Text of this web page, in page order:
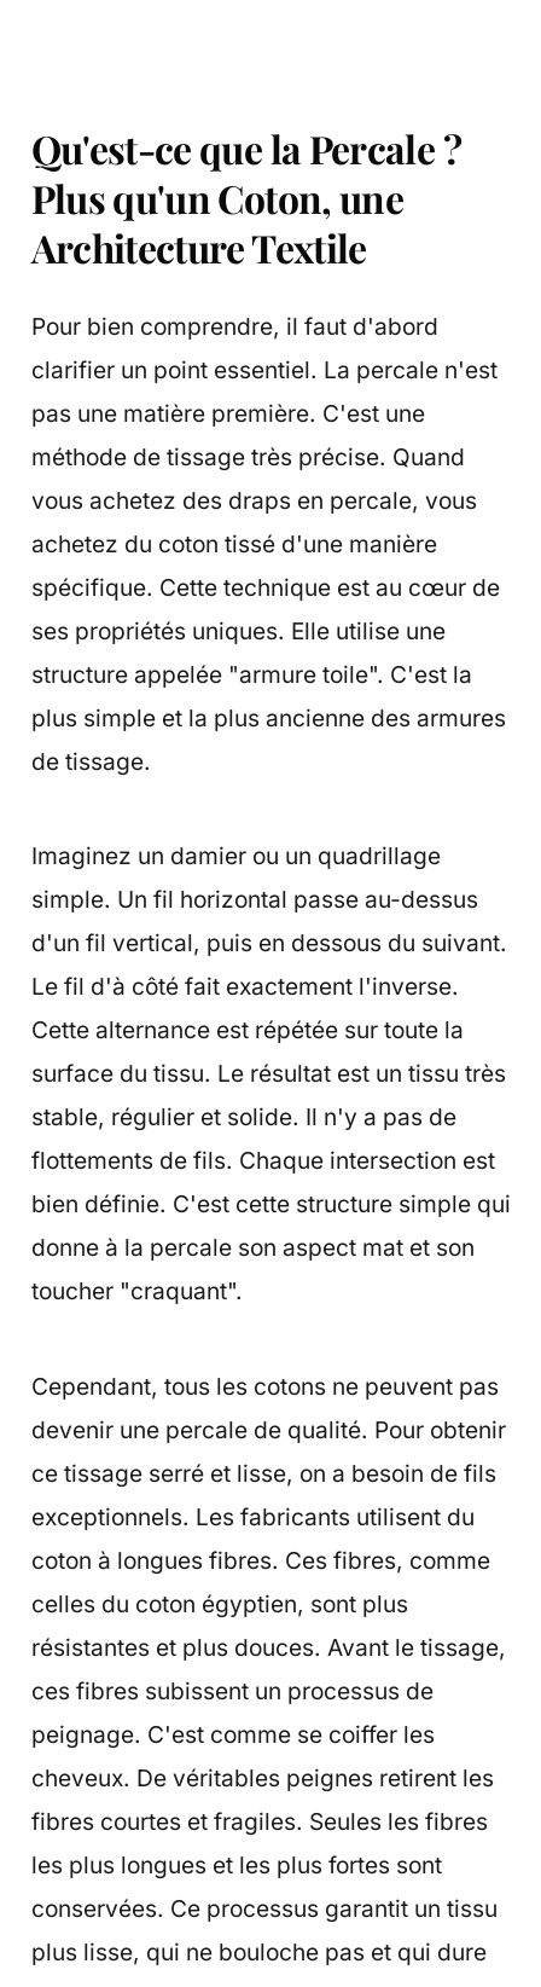
Qu'est-ce que la Percale ?
Plus qu'un Coton, une
Architecture Textile
Pour bien comprendre, il faut d'abord
clarifier un point essentiel. La percale n'est
pas une matière première. C'est une
méthode de tissage très précise. Quand
vous achetez des draps en percale, vous
achetez du coton tissé d'une manière
spécifique. Cette technique est au cœur de
ses propriétés uniques. Elle utilise une
structure appelée "armure toile". C'est la
plus simple et la plus ancienne des armures
de tissage.
Imaginez un damier ou un quadrillage
simple. Un fil horizontal passe au-dessus
d'un fil vertical, puis en dessous du suivant.
Le fil d'à côté fait exactement l'inverse.
Cette alternance est répétée sur toute la
surface du tissu. Le résultat est un tissu très
stable, régulier et solide. Il n'y a pas de
flottements de fils. Chaque intersection est
bien définie. C'est cette structure simple qui
donne à la percale son aspect mat et son
toucher "craquant".
Cependant, tous les cotons ne peuvent pas
devenir une percale de qualité. Pour obtenir
ce tissage serré et lisse, on a besoin de fils
exceptionnels. Les fabricants utilisent du
coton à longues fibres. Ces fibres, comme
celles du coton égyptien, sont plus
résistantes et plus douces. Avant le tissage,
ces fibres subissent un processus de
peignage. C'est comme se coiffer les
cheveux. De véritables peignes retirent les
fibres courtes et fragiles. Seules les fibres
les plus longues et les plus fortes sont
conservées. Ce processus garantit un tissu
plus lisse, qui ne bouloche pas et qui dure